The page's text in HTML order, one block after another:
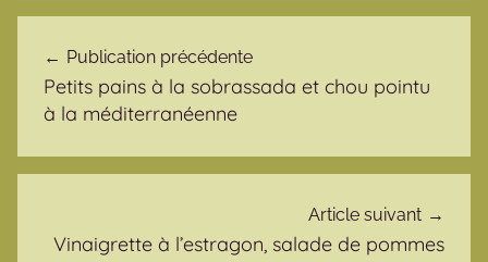
Publication précédente
Petits pains à la sobrassada et chou pointu
à la méditerranéenne
Article suivant
Vinaigrette à l’estragon, salade de pommes